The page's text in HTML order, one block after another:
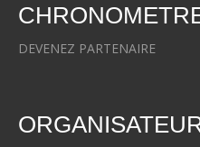
DEVENEZ PARTENAIRE